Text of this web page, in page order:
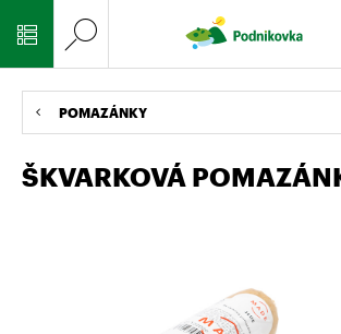
POMAZÁNKY
ŠKVARKOVÁ